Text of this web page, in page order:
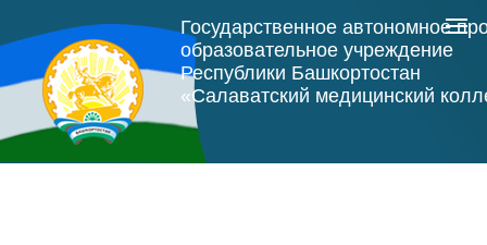
Государственное автономное
образовательное учреждение
Республики Башкортостан
«Салаватский медицинский